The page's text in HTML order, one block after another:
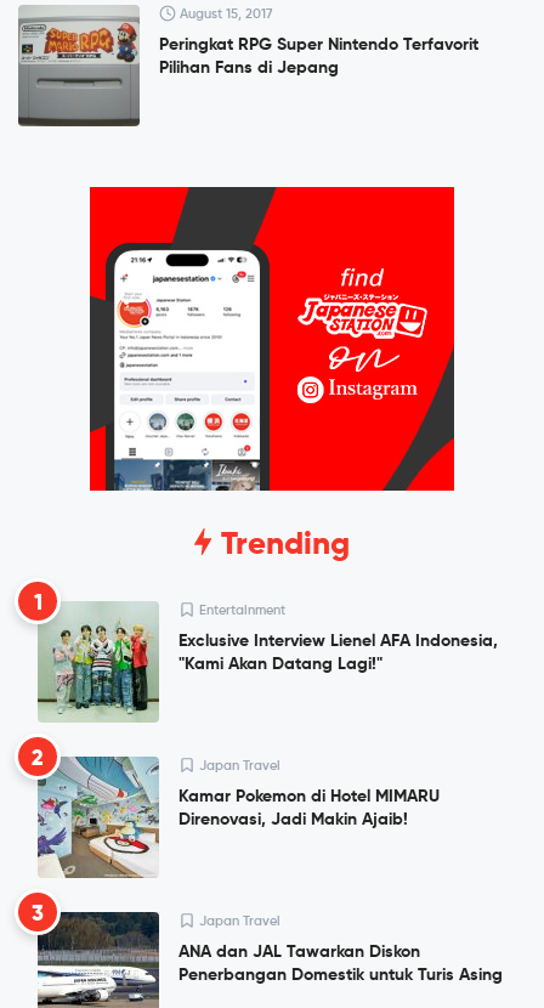
August 15, 2017
Peringkat RPG Super Nintendo Terfavorit
Pilihan Fans di Jepang
Trending
1 Entertainment
Exclusive Interview Lienel AFA Indonesia,
"Kami Akan Datang Lagi!"
2 Japan Travel
Kamar Pokemon di Hotel MIMARU
Direnovasi, Jadi Makin Ajaib!
3 Japan Travel
ANA dan JAL Tawarkan Diskon
Penerbangan Domestik untuk Turis Asing